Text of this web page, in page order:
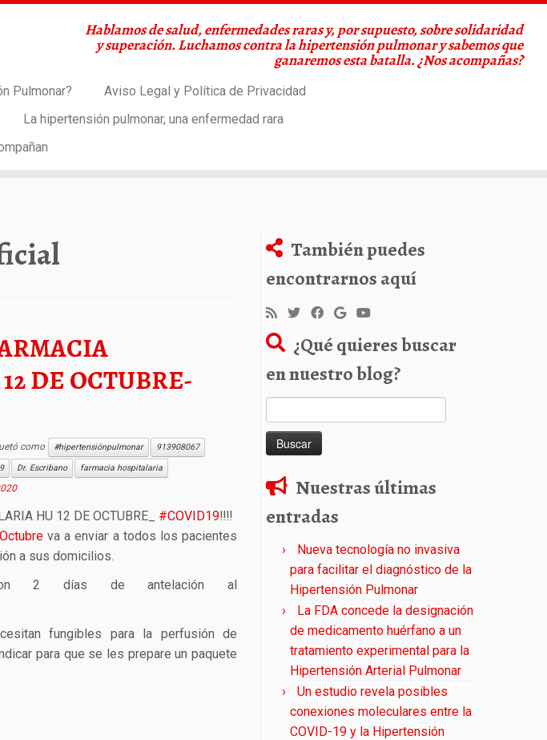
Hablamos de salud, enfermedades raras y, por supuesto, sobre solidaridad
y superación. Luchamos contra la hipertensión pulmonar y sabemos que
ganaremos esta batalla. ¿Nos acompañas?
Pulmonar?
Aviso Legal y Política de Privacidad
La hipertensión pulmonar, una enfermedad rara
DE OCTUBRE-
como #hipertensiónpulmonar
913908067
Dr. Escribano
farmacia hospitalaria
HU 12 DE OCTUBRE_ #COVID19‼️‼️
va a enviar a todos los pacientes
a sus domicilios.
2 días de antelación al
fungibles para la perfusión de
para que se les prepare un paquete
También puedes
encontrarnos aquí
¿Qué quieres buscar
en nuestro blog?
Nuestras últimas
entradas
Nueva tecnología no invasiva
para facilitar el diagnóstico de la
Hipertensión Pulmonar
La FDA concede la designación
de medicamento huérfano a un
tratamiento experimental para la
Hipertensión Arterial Pulmonar
Un estudio revela posibles
conexiones moleculares entre la
COVID-19 y la Hipertensión